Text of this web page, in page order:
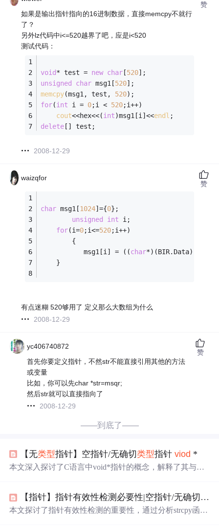
如果是输出指针指向的16进制数据，直接memcpy不就行
了？
另外lz代码中i<=520越界了吧，应是i<520
测试代码：
void* test = new char [520];
unsigned
char msg1[520];
memcpy(msg1, test, 520);
for(int i = 0;i < 520;i++)
cout<<hex<<(int)msg1[i]<<endl ;
delete [] test;
2008-12-29
赞
waizqfor
char msg1[1024]={0};
unsigned
int i;
for(i=0;i<=520;i++)
        {
           msg1[i] = ((
char*)(BIR.Data))[i];
    }
有点迷糊 520够用了 定义那么大数组为什么
2008-12-29
赞
yc406740872
首先你要定义指针，不然str不能直接引用其他的方法
或变量
比如，你可以先char *str=msqr;
然后str就可以直接指向了
2008-12-29
赞
——到底了——
【无类型指针】空指针/无确切类型指针viod *
本文深入探讨了C语言中void*指针的概念，解释了其与空
同
类型的值，实现了多态和继承的功能。 【指针】指针有效性检测必要性|空指针/无确切
类型
本文探讨了指针有效性检测的重要性，通过分析strcpy函数